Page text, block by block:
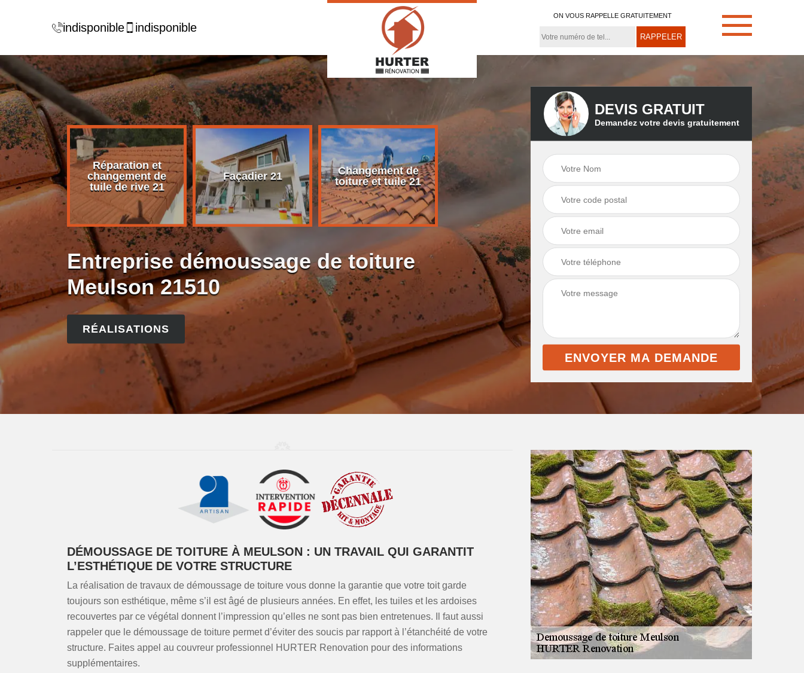
indisponible indisponible
ON VOUS RAPPELLE GRATUITEMENT
de
21
Réparation et
changement de
tuile de rive 21
Façadier 21
Changement de
toiture et tuile 21
Démoussage de
toiture 21
Couvreur zingueur
Entreprise démoussage de toiture
Meulson 21510
RÉALISATIONS
DEVIS GRATUIT
Demandez votre devis gratuitement
DÉMOUSSAGE DE TOITURE À MEULSON : UN TRAVAIL QUI GARANTIT
L’ESTHÉTIQUE DE VOTRE STRUCTURE
La réalisation de travaux de démoussage de toiture vous donne la garantie que votre toit garde
toujours son esthétique, même s’il est âgé de plusieurs années. En effet, les tuiles et les ardoises
recouvertes par ce végétal donnent l’impression qu’elles ne sont pas bien entretenues. Il faut aussi
rappeler que le démoussage de toiture permet d’éviter des soucis par rapport à l’étanchéité de votre
structure. Faites appel au couvreur professionnel HURTER Renovation pour des informations
supplémentaires.